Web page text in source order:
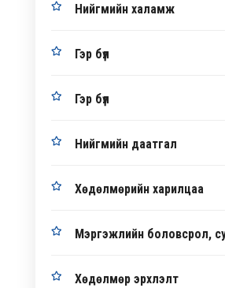
Нийгмийн халамж
Гэр бүл
Гэр бүл
Нийгмийн даатгал
Хөдөлмөрийн харилцаа
Мэргэжлийн боловсрол,
Хөдөлмөр эрхлэлт